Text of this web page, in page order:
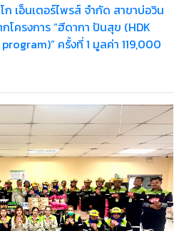
เอ็นเตอร์ไพรส์ จำกัด สาขาบ่อวิน
โครงการ “ฮีดากา ปันสุข (HDK
ครั้งที่ 1 มูลค่า 119,000